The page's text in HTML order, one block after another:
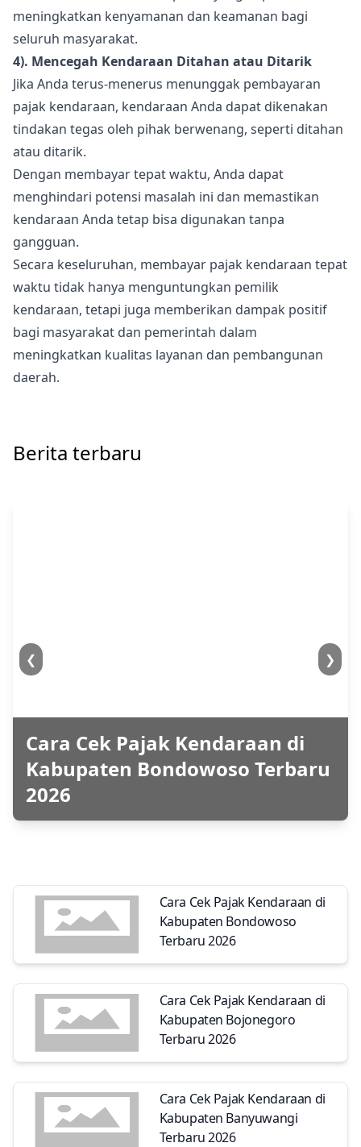
meningkatkan kenyamanan dan keamanan bagi
seluruh masyarakat.
4). Mencegah Kendaraan Ditahan atau Ditarik
Jika Anda terus-menerus menunggak pembayaran
pajak kendaraan, kendaraan Anda dapat dikenakan
tindakan tegas oleh pihak berwenang, seperti ditahan
atau ditarik.
Dengan membayar tepat waktu, Anda dapat
menghindari potensi masalah ini dan memastikan
kendaraan Anda tetap bisa digunakan tanpa
gangguan.
Secara keseluruhan, membayar pajak kendaraan tepat
waktu tidak hanya menguntungkan pemilik
kendaraan, tetapi juga memberikan dampak positif
bagi masyarakat dan pemerintah dalam
meningkatkan kualitas layanan dan pembangunan
daerah.
Berita terbaru
Cara Cek Pajak Kendaraan di
Kabupaten Bondowoso Terbaru
2026
❮ ❯
Cara Cek Pajak Kendaraan di
Kabupaten Bondowoso
Terbaru 2026
Cara Cek Pajak Kendaraan di
Kabupaten Bojonegoro
Terbaru 2026
Cara Cek Pajak Kendaraan di
Kabupaten Banyuwangi
Terbaru 2026